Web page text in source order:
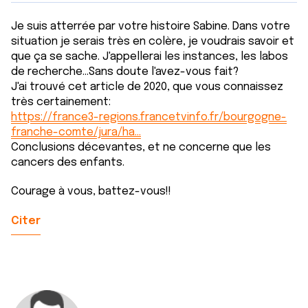
Je suis atterrée par votre histoire Sabine. Dans votre
situation je serais très en colère, je voudrais savoir et
que ça se sache. J'appellerai les instances, les labos
de recherche...Sans doute l'avez-vous fait?
J'ai trouvé cet article de 2020, que vous connaissez
très certainement:
https://france3-regions.francetvinfo.fr/bourgogne-
franche-comte/jura/ha…
Conclusions décevantes, et ne concerne que les
cancers des enfants.
Courage à vous, battez-vous!!
Citer